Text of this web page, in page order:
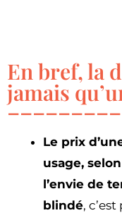
En bref, la
jamais
Le prix
usage,
l’envie de
blindé,